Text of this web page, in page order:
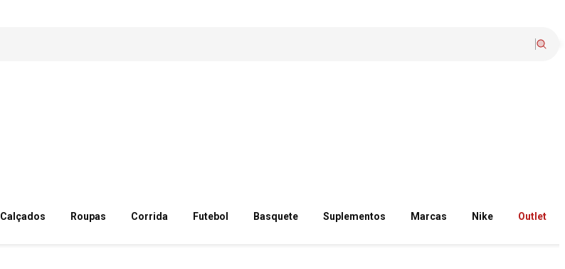
Calçados Roupas Corrida Futebol Basquete Suplementos Marcas Nike Outlet